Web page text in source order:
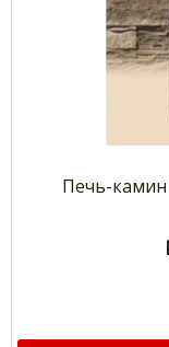
Печь-камин